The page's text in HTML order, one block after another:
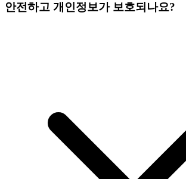
안전하고 개인정보가 보호되나요?